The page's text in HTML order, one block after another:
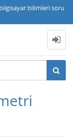
bilimleri soru